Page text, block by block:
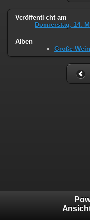
Veröffentlicht am
Donnerstag, 14.
Alben
Große